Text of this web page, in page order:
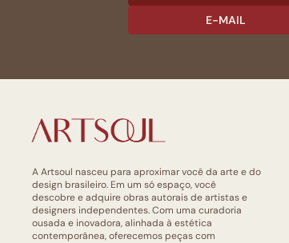
E-MAIL
A Artsoul nasceu para aproximar você da arte e do
design brasileiro. Em um só espaço, você
descobre e adquire obras autorais de artistas e
designers independentes. Com uma curadoria
ousada e inovadora, alinhada à estética
contemporânea, oferecemos peças com